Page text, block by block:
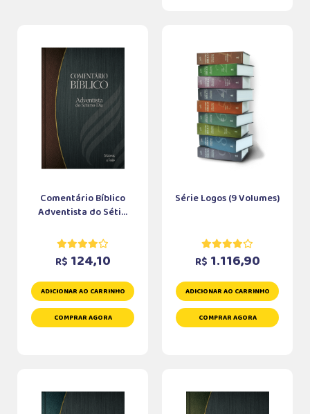
Comentário Bíblico
Adventista do Séti...
R$ 124,10
ADICIONAR AO CARRINHO
COMPRAR AGORA
Série Logos (9 Volumes)
R$ 1.116,90
ADICIONAR AO CARRINHO
COMPRAR AGORA